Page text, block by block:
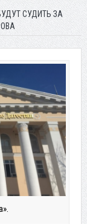
СУДИТЬ ЗА